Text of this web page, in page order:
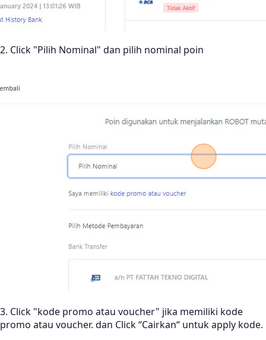
2. Click "Pilih Nominal" dan pilih nominal poin
3. Click "kode promo atau voucher" jika memiliki kode
promo atau voucher. dan Click “Cairkan“ untuk apply kode.